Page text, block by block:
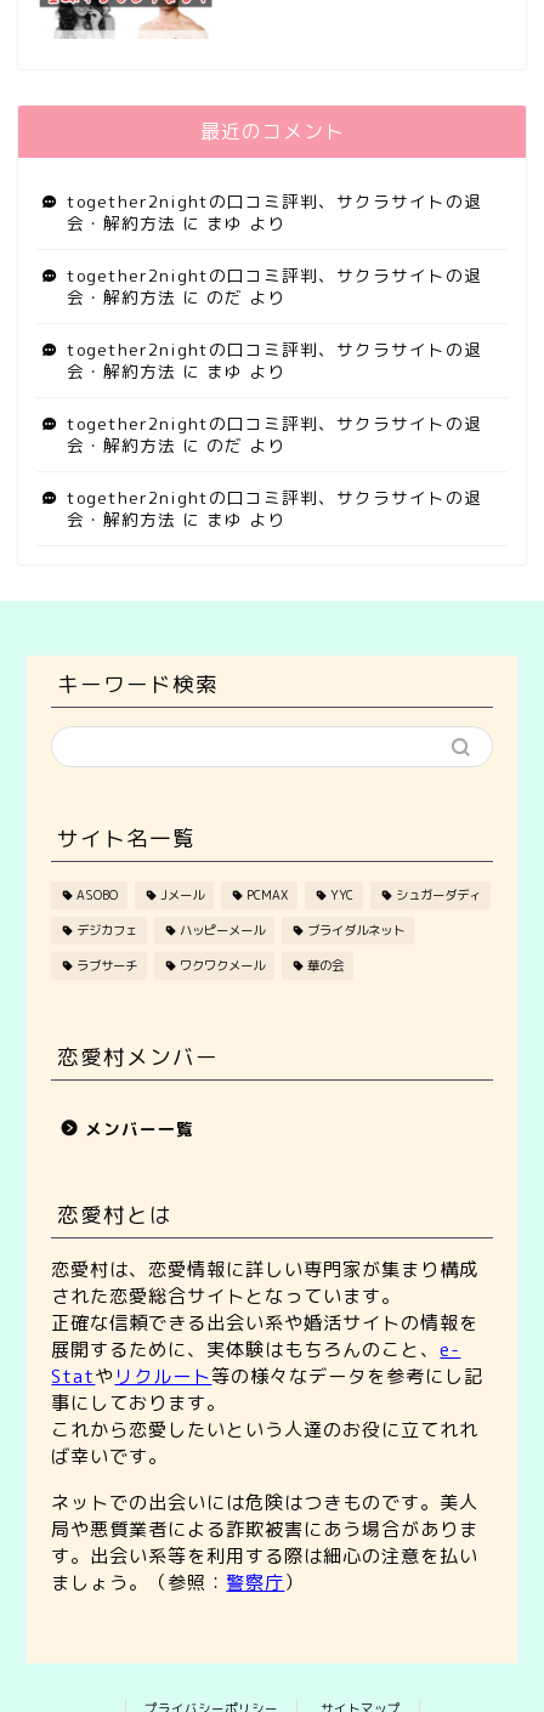
最近のコメント
together2nightの口コミ評判、サクラサイトの退
会・解約方法 に まゆ より
together2nightの口コミ評判、サクラサイトの退
会・解約方法 に のだ より
together2nightの口コミ評判、サクラサイトの退
会・解約方法 に まゆ より
together2nightの口コミ評判、サクラサイトの退
会・解約方法 に のだ より
together2nightの口コミ評判、サクラサイトの退
会・解約方法 に まゆ より
キーワード検索
サイト名一覧
ASOBO Jメール PCMAX YYC シュガーダディ
デジカフェ ハッピーメール ブライダルネット
ラブサーチ ワクワクメール 華の会
恋愛村メンバー
メンバー一覧
恋愛村とは
恋愛村は、恋愛情報に詳しい専門家が集まり構成
された恋愛総合サイトとなっています。
正確な信頼できる出会い系や婚活サイトの情報を
展開するために、実体験はもちろんのこと、e-
Statやリクルート等の様々なデータを参考にし記
事にしております。
これから恋愛したいという人達のお役に立てれれ
ば幸いです。
ネットでの出会いには危険はつきものです。美人
局や悪質業者による詐欺被害にあう場合がありま
す。出会い系等を利用する際は細心の注意を払い
ましょう。（参照： 警察庁）
プライバシーポリシー サイトマップ